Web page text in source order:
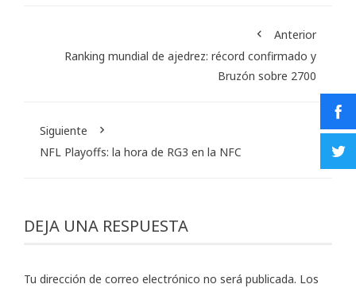
Anterior
Ranking mundial de ajedrez: récord confirmado y
Bruzón sobre 2700
Siguiente
NFL Playoffs: la hora de RG3 en la NFC
DEJA UNA RESPUESTA
Tu dirección de correo electrónico no será publicada. Los